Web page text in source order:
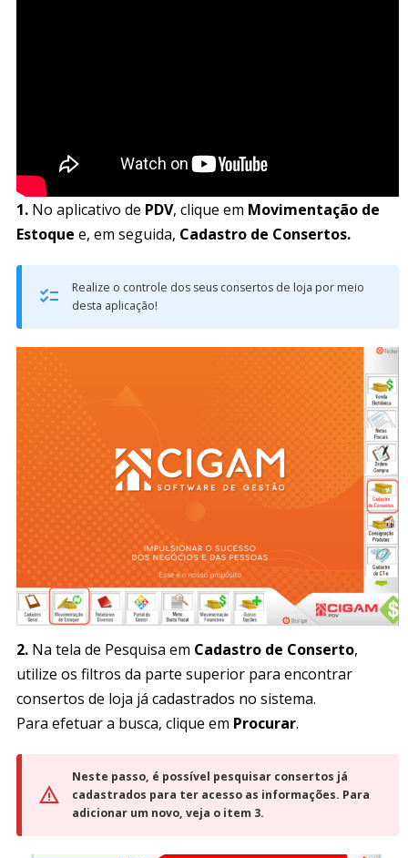
1. No aplicativo de PDV, clique em Movimentação de
Estoque e, em seguida, Cadastro de Consertos.
Realize o controle dos seus consertos de loja por meio
desta aplicação!
2. Na tela de Pesquisa em Cadastro de Conserto,
utilize os filtros da parte superior para encontrar
consertos de loja já cadastrados no sistema.
Para efetuar a busca, clique em Procurar.
Neste passo, é possível pesquisar consertos já
cadastrados para ter acesso as informações. Para
adicionar um novo, veja o item 3.